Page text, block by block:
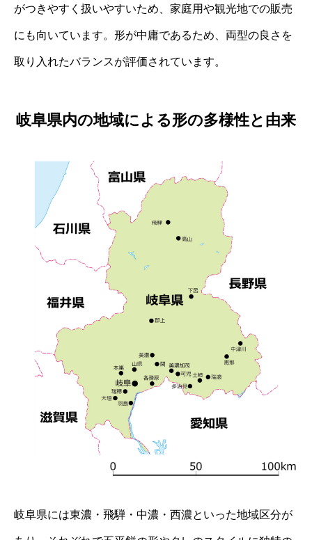
がつきやすく扱いやすいため、家庭用や観光地での販売
にも向いています。形が中庸であるため、両型の良さを
取り入れたバランスが評価されています。
岐阜県内の地域による形の多様性と由来
岐阜県には東濃・飛騨・中濃・西濃といった地域区分が